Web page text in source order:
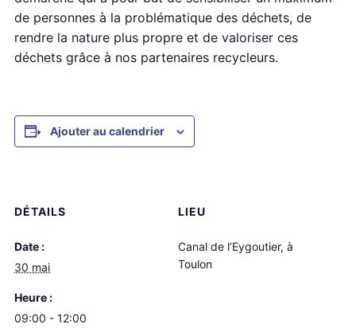
de personnes à la problématique des déchets, de
rendre la nature plus propre et de valoriser ces
déchets grâce à nos partenaires recycleurs.
Ajouter au calendrier
DÉTAILS
Date :
30 mai
Heure :
09:00 - 12:00
LIEU
Canal de l’Eygoutier, à
Toulon